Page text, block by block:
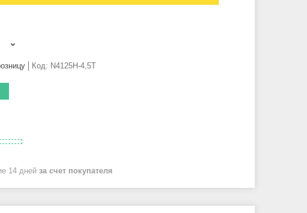
Код: N4125H-4,5T
14 дней за счет покупателя